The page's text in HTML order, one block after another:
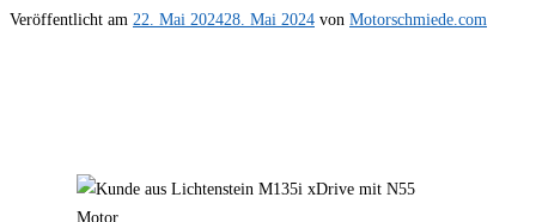
Veröffentlicht am 22. Mai 202428. Mai 2024 von Motorschmiede.com